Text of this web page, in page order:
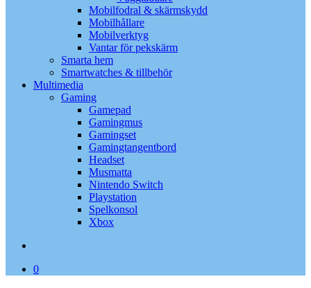
Mobilfodral & skärmskydd
Mobilhållare
Mobilverktyg
Vantar för pekskärm
Smarta hem
Smartwatches & tillbehör
Multimedia
Gaming
Gamepad
Gamingmus
Gamingset
Gamingtangentbord
Headset
Musmatta
Nintendo Switch
Playstation
Spelkonsol
Xbox
0